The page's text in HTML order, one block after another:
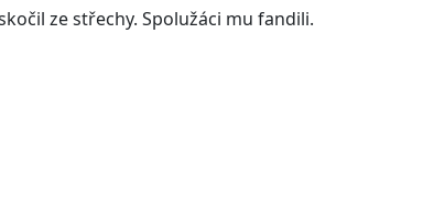
ze střechy. Spolužáci mu fandili.